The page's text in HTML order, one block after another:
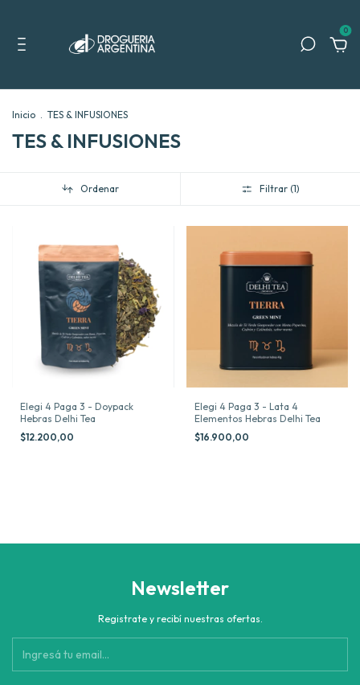
0
Inicio . TES & INFUSIONES
TES & INFUSIONES
Ordenar Filtrar (1)
Elegi 4 Paga 3 - Doypack
Hebras Delhi Tea
$12.200,00
Elegi 4 Paga 3 - Lata 4
Elementos Hebras Delhi Tea
$16.900,00
Newsletter
Registrate y recibí nuestras ofertas.